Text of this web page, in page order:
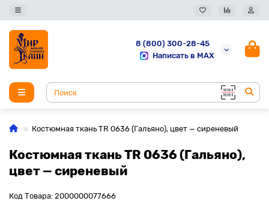
8 (800) 300-28-45
Написать в MAX
Костюмная ткань TR 0636 (Гальяно), цвет — сиреневый
Костюмная ткань TR 0636 (Гальяно),
цвет — сиреневый
Код Товара: 2000000077666